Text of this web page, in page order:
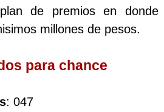
de premios en donde
millones de pesos.
para chance
: 047